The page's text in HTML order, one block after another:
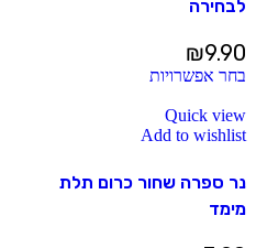
לבחירה
₪9.90
בחר אפשרויות
Quick view
Add to wishlist
נר ספרה שחור כרום תלת
מימד